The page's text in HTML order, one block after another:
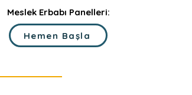
Meslek Erbabı Panelleri:
Hemen Başla